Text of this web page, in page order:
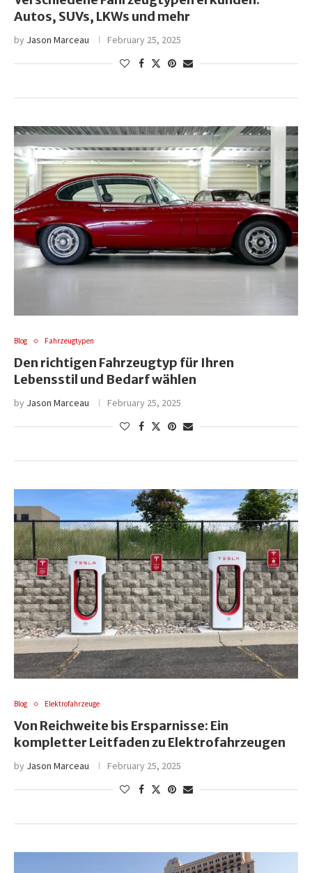
Autos, SUVs, LKWs und mehr
by Jason Marceau February 25, 2025
Blog Fahrzeugtypen
Den richtigen Fahrzeugtyp für Ihren
Lebensstil und Bedarf wählen
by Jason Marceau February 25, 2025
Blog Elektrofahrzeuge
Von Reichweite bis Ersparnisse: Ein
kompletter Leitfaden zu Elektrofahrzeugen
by Jason Marceau February 25, 2025